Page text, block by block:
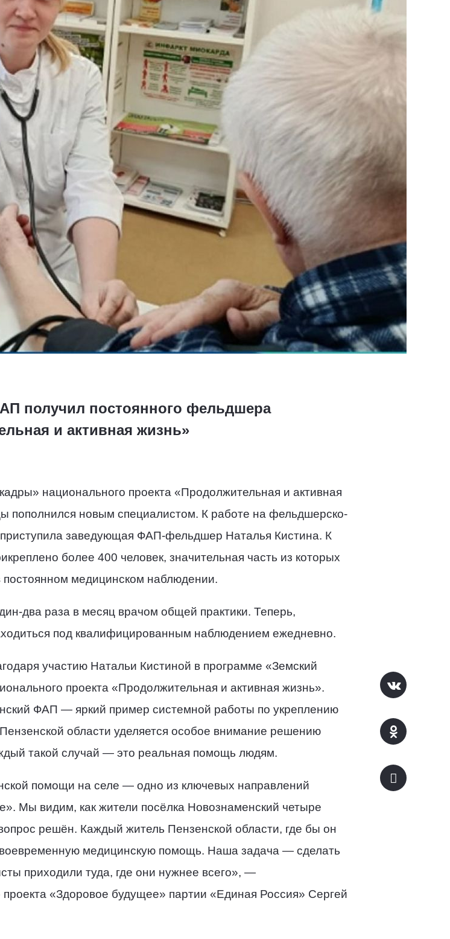
получил постоянного фельдшера
и активная жизнь»
национального проекта «Продолжительная и активная
пополнился новым специалистом. К работе на фельдшерско-
заведующая ФАП-фельдшер Наталья Кистина. К
более 400 человек, значительная часть из которых
медицинском наблюдении.
два раза в месяц врачом общей практики. Теперь,
под квалифицированным наблюдением ежедневно.
участию Натальи Кистиной в программе «Земский
проекта «Продолжительная и активная жизнь».
ФАП — яркий пример системной работы по укреплению
области уделяется особое внимание решению
такой случай — это реальная помощь людям.
помощи на селе — одно из ключевых направлений
Мы видим, как жители посёлка Новознаменский четыре
решён. Каждый житель Пензенской области, где бы он
медицинскую помощь. Наша задача — сделать
приходили туда, где они нужнее всего», —
«Здоровое будущее» партии «Единая Россия» Сергей